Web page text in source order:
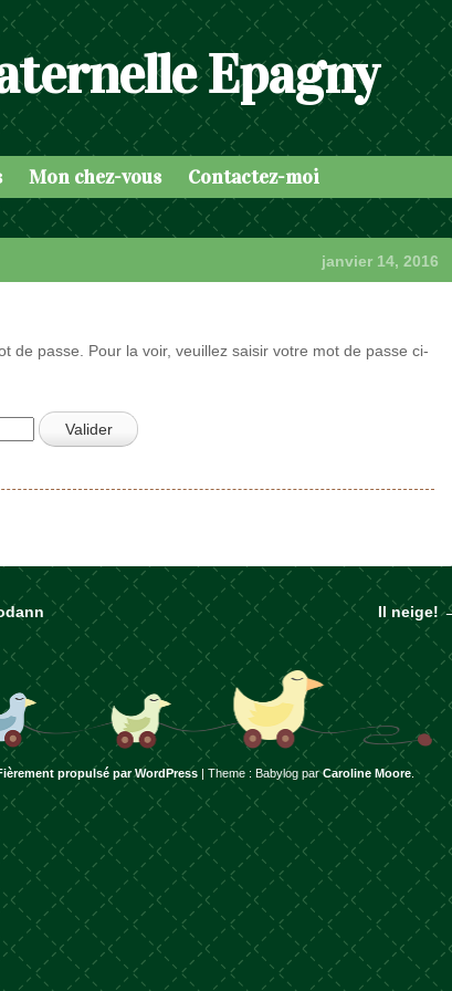
Epagny
Mon chez-vous Contactez-moi
janvier 14, 2016
de passe. Pour la voir, veuillez saisir votre mot de passe ci-
Il neige!
propulsé par WordPress Theme : Babylog parCaroline Moore.